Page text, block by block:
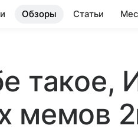
Обзоры Статьи
такое,
мемов